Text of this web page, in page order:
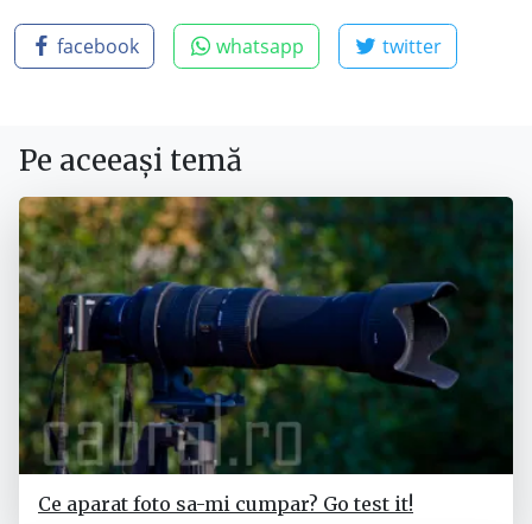
facebook whatsapp twitter
Pe aceeași temă
Ce aparat foto sa-mi cumpar? Go test it!